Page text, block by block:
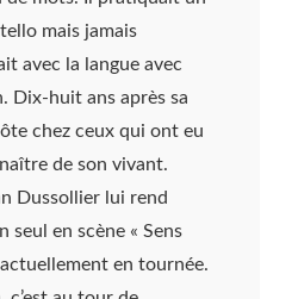
mais jamais
avec la langue avec
Dix-huit ans après sa
chez ceux qui ont eu
de son vivant.
Dussollier lui rend
seul en scène « Sens
en tournée.